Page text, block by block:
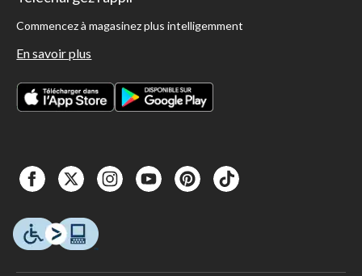
Commencez à magasinez plus intelligemment
En savoir plus